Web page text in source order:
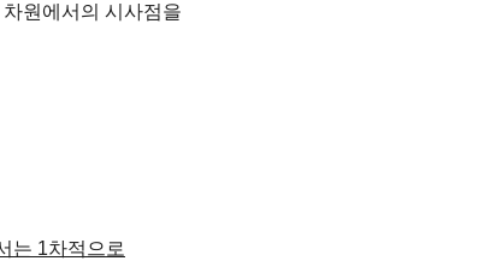
원에서의 시사점을
는 1차적으로